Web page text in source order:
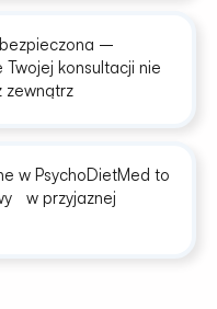
–
Twojej konsultacji nie
zewnątrz
w PsychoDietMed to
w przyjaznej